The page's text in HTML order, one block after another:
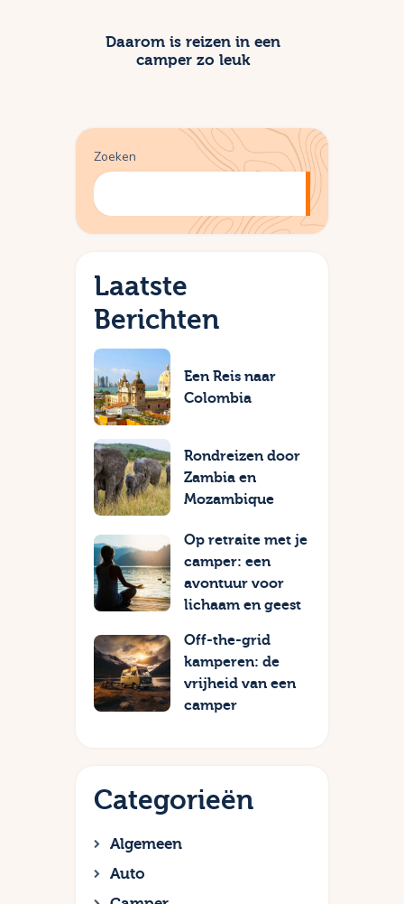
Daarom is reizen in een
camper zo leuk
Zoeken
Laatste
Berichten
Een Reis naar
Colombia
Rondreizen door
Zambia en
Mozambique
Op retraite met je
camper: een
avontuur voor
lichaam en geest
Off-the-grid
kamperen: de
vrijheid van een
camper
Categorieën
Algemeen
Auto